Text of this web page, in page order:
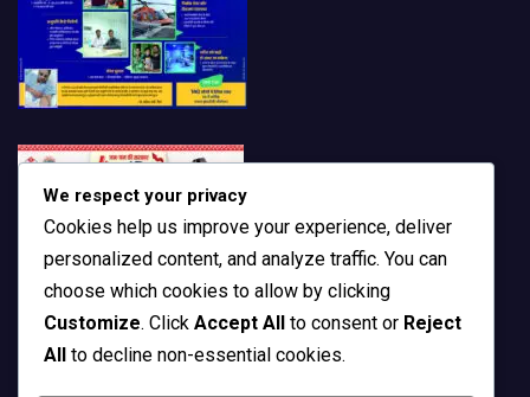
We respect your privacy
Cookies help us improve your experience, deliver
personalized content, and analyze traffic. You can
choose which cookies to allow by clicking
Customize. Click Accept All to consent or Reject
All to decline non-essential cookies.